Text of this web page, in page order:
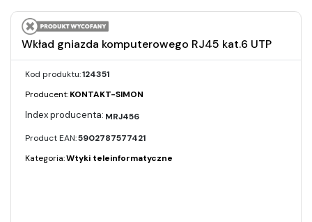
Wkład gniazda komputerowego RJ45 kat.6 UTP
Kod produktu:124351
Producent:KONTAKT-SIMON
MRJ456
Product EAN:5902787577421
Kategoria:Wtyki teleinformatyczne